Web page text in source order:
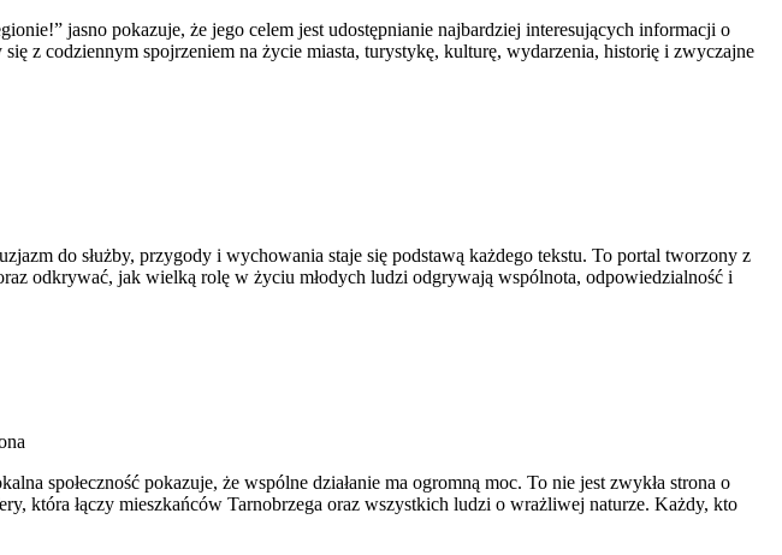
jasno pokazuje, że jego celem jest udostępnianie najbardziej interesujących informacji o
z codziennym spojrzeniem na życie miasta, turystykę, kulturę, wydarzenia, historię i zwyczajne
do służby, przygody i wychowania staje się podstawą każdego tekstu. To portal tworzony z
odkrywać, jak wielką rolę w życiu młodych ludzi odgrywają wspólnota, odpowiedzialność i
społeczność pokazuje, że wspólne działanie ma ogromną moc. To nie jest zwykła strona o
która łączy mieszkańców Tarnobrzega oraz wszystkich ludzi o wrażliwej naturze. Każdy, kto